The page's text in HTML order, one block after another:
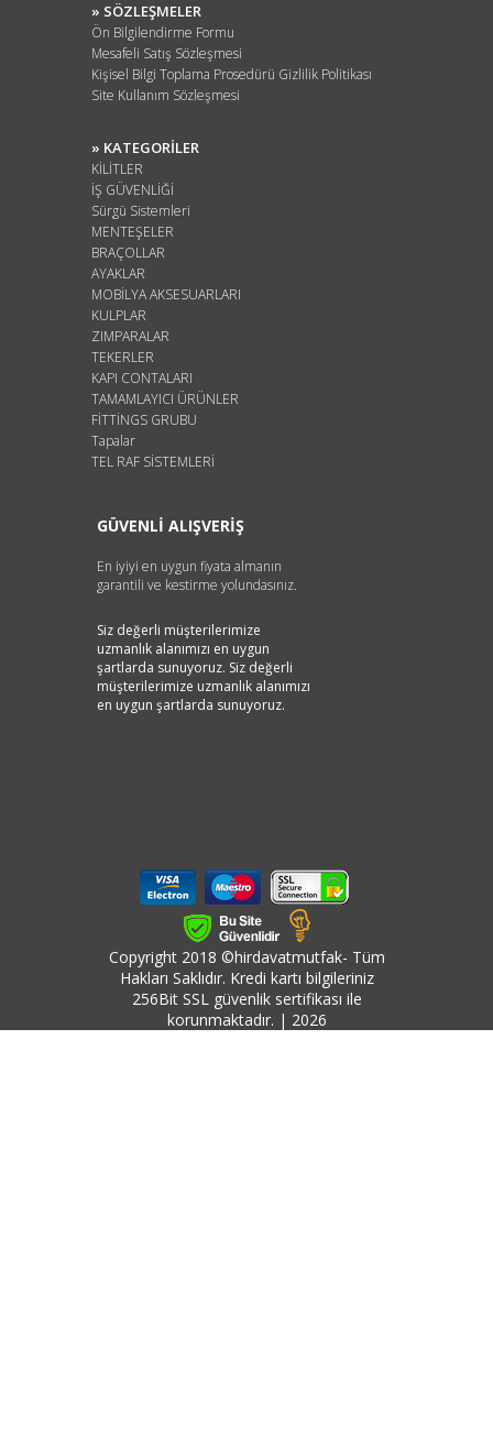
» SÖZLEŞMELER
Ön Bilgilendirme Formu
Mesafeli Satış Sözleşmesi
Kişisel Bilgi Toplama Prosedürü Gizlilik Politikası
Site Kullanım Sözleşmesi
» KATEGORİLER
KİLİTLER
İŞ GÜVENLİĞİ
Sürgü Sistemleri
MENTEŞELER
BRAÇOLLAR
AYAKLAR
MOBİLYA AKSESUARLARI
KULPLAR
ZIMPARALAR
TEKERLER
KAPI CONTALARI
TAMAMLAYICI ÜRÜNLER
FİTTİNGS GRUBU
Tapalar
TEL RAF SİSTEMLERİ
GÜVENLİ ALIŞVERİŞ
En iyiyi en uygun fiyata almanın
garantili ve kestirme yolundasınız.
Siz değerli müşterilerimize
uzmanlık alanımızı en uygun
şartlarda sunuyoruz. Siz değerli
müşterilerimize uzmanlık alanımızı
en uygun şartlarda sunuyoruz.
Copyright 2018 ©hirdavatmutfak- Tüm
Hakları Saklıdır. Kredi kartı bilgileriniz
256Bit SSL güvenlik sertifikası ile
korunmaktadır. | 2026